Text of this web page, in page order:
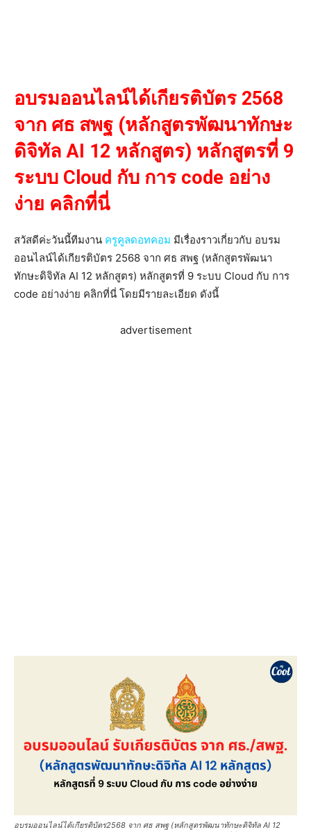
อบรมออนไลน์ได้เกียรติบัตร 2568
จาก ศธ สพฐ (หลักสูตรพัฒนาทักษะ
ดิจิทัล AI 12 หลักสูตร) หลักสูตรที่ 9
ระบบ Cloud กับ การ code อย่าง
ง่าย คลิกที่นี่
สวัสดีค่ะวันนี้ทีมงาน ครูคูลดอทคอม มีเรื่องราวเกี่ยวกับ อบรม
ออนไลน์ได้เกียรติบัตร 2568 จาก ศธ สพฐ (หลักสูตรพัฒนา
ทักษะดิจิทัล AI 12 หลักสูตร) หลักสูตรที่ 9 ระบบ Cloud กับ การ
code อย่างง่าย คลิกที่นี่ โดยมีรายละเอียด ดังนี้
advertisement
อบรมออนไลน์ได้เกียรติบัตร2568 จาก ศธ สพฐ (หลักสูตรพัฒนาทักษะดิจิทัล AI 12